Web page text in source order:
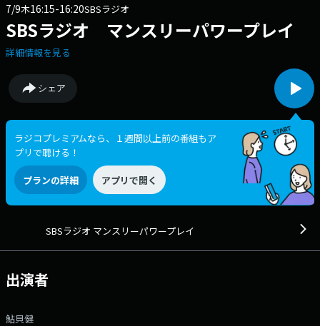
7/9木16:15-16:20SBSラジオ
SBSラジオ マンスリーパワープレイ
詳細情報を見る
シェア
ラジコプレミアムなら、１週間以上前の番組もア
プリで聴ける！
プランの詳細 アプリで開く
SBSラジオ マンスリーパワープレイ
出演者
鮎貝健